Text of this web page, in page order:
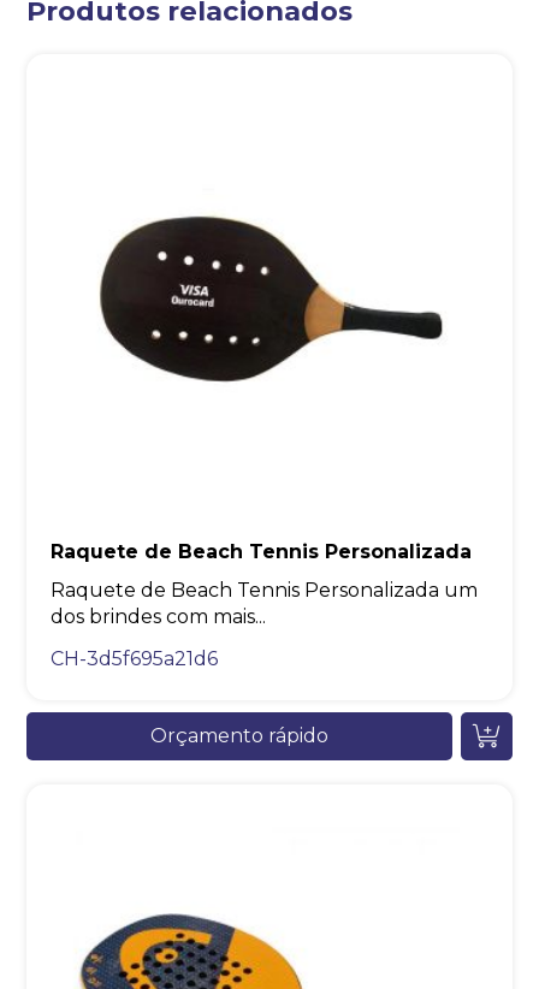
Produtos relacionados
Raquete de Beach Tennis Personalizada
Raquete de Beach Tennis Personalizada um
dos brindes com mais...
CH-3d5f695a21d6
Orçamento rápido